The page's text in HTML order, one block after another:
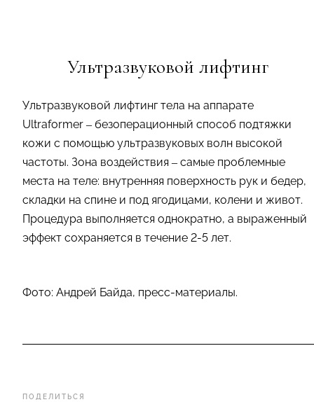
ПОДЕЛИТЬСЯ
Ультразвуковой лифтинг
Ультразвуковой лифтинг тела на аппарате
Ultraformer – безоперационный способ подтяжки
кожи с помощью ультразвуковых волн высокой
частоты. Зона воздействия – самые проблемные
места на теле: внутренняя поверхность рук и бедер,
складки на спине и под ягодицами, колени и живот.
Процедура выполняется однократно, а выраженный
эффект сохраняется в течение 2-5 лет.
Фото: Андрей Байда, пресс-материалы.